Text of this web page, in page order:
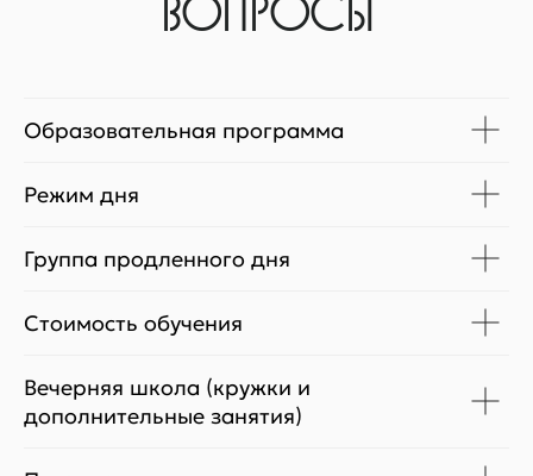
Образовательная программа
Режим дня
Группа продленного дня
Стоимость обучения
Вечерняя школа (кружки и
дополнительные занятия)